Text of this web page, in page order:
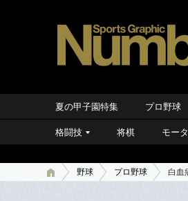
夏の甲子園特集 プロ野球
格闘技 将棋 モー
野球 プロ野球 白血